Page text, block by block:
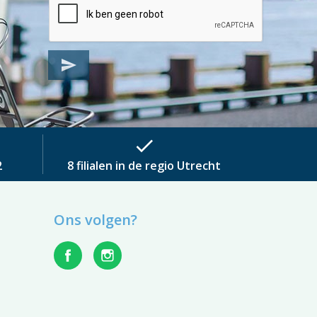
send
check
8 filialen in de regio Utrecht
Ons volgen?